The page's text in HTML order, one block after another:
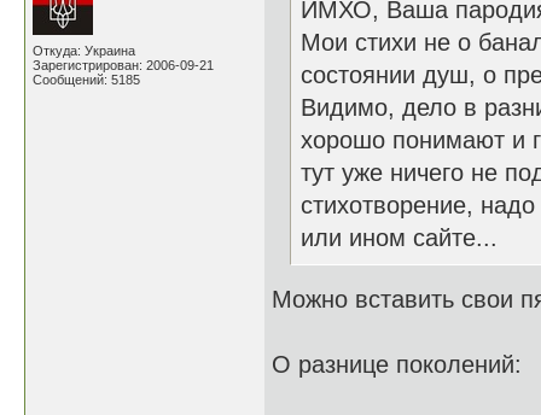
Откуда: Украина
Зарегистрирован: 2006-09-21
Сообщений: 5185
ИМХО, Ваша пародия
Мои стихи не о
состоянии душ, о
Видимо, дело в
хорошо понимают и
тут уже ничего не
стихотворение,
или ином сайте...
Можно вставить свои
О разнице поколений: